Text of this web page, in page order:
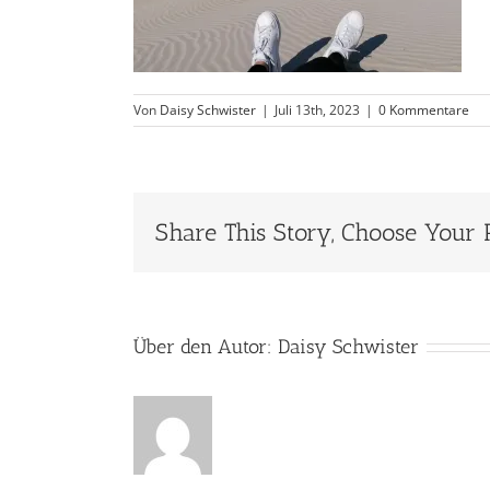
Von Daisy Schwister | Juli 13th, 2023 | 0 Kommentare
Share This Story, Choose Your
Über den Autor: Daisy Schwister